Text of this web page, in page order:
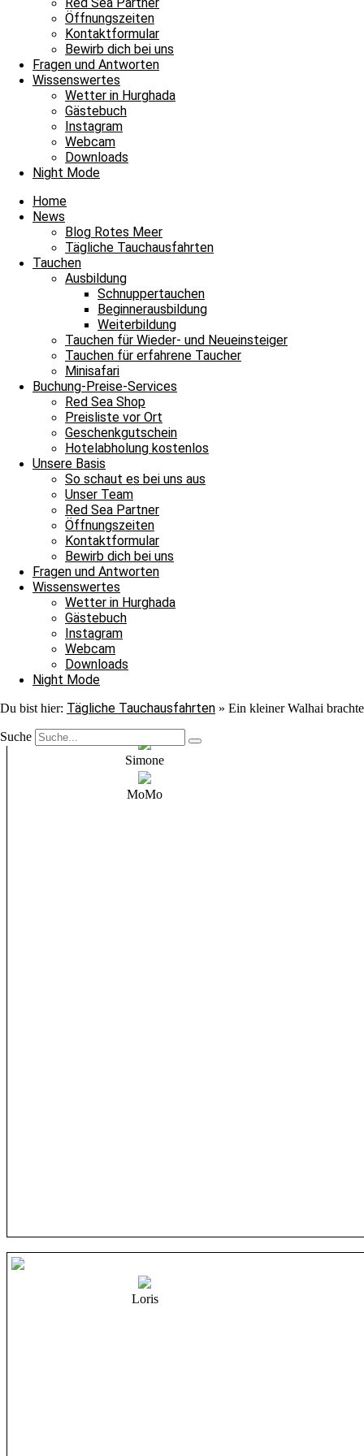
Öffnungszeiten
Kontaktformular
Bewirb dich bei uns
Fragen und Antworten
Wissenswertes
Wetter in Hurghada
Gästebuch
Instagram
Webcam
Downloads
Night Mode
Home
News
Blog Rotes Meer
Tägliche Tauchausfahrten
Tauchen
Ausbildung
Schnuppertauchen
Beginnerausbildung
Weiterbildung
Tauchen für Wieder- und Neueinsteiger
Tauchen für erfahrene Taucher
Minisafari
Buchung-Preise-Services
Red Sea Shop
Preisliste vor Ort
Geschenkgutschein
Hotelabholung kostenlos
Unsere Basis
So schaut es bei uns aus
Unser Team
Red Sea Partner
Öffnungszeiten
Kontaktformular
Bewirb dich bei uns
Fragen und Antworten
Wissenswertes
Wetter in Hurghada
Gästebuch
Instagram
Webcam
Downloads
Night Mode
Du bist hier: Tägliche Tauchausfahrten » Ein kleiner Walhai
Suche
Petra
Jo
Simone
MoMo
Loris